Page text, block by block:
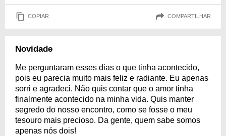
COPIAR COMPARTILHAR
Novidade
Me perguntaram esses dias o que tinha acontecido,
pois eu parecia muito mais feliz e radiante. Eu apenas
sorri e agradeci. Não quis contar que o amor tinha
finalmente acontecido na minha vida. Quis manter
segredo do nosso encontro, como se fosse o meu
tesouro mais precioso. Da gente, quem sabe somos
apenas nós dois!